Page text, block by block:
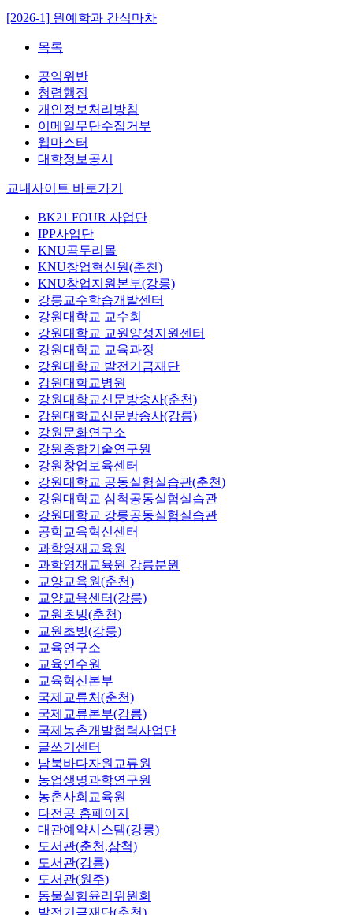
[2026-1] 원예학과 간식마차
목록
공익위반
청렴행정
개인정보처리방침
이메일무단수집거부
웹마스터
대학정보공시
교내사이트 바로가기
BK21 FOUR 사업단
IPP사업단
KNU곰두리몰
KNU창업혁신원(춘천)
KNU창업지원본부(강릉)
강릉교수학습개발센터
강원대학교 교수회
강원대학교 교원양성지원센터
강원대학교 교육과정
강원대학교 발전기금재단
강원대학교병원
강원대학교신문방송사(춘천)
강원대학교신문방송사(강릉)
강원문화연구소
강원종합기술연구원
강원창업보육센터
강원대학교 공동실험실습관(춘천)
강원대학교 삼척공동실험실습관
강원대학교 강릉공동실험실습관
공학교육혁신센터
과학영재교육원
과학영재교육원 강릉분원
교양교육원(춘천)
교양교육센터(강릉)
교원초빙(춘천)
교원초빙(강릉)
교육연구소
교육연수원
교육혁신본부
국제교류처(춘천)
국제교류본부(강릉)
국제농촌개발협력사업단
글쓰기센터
남북바다자원교류원
농업생명과학연구원
농촌사회교육원
다전공 홈페이지
대관예약시스템(강릉)
도서관(춘천,삼척)
도서관(강릉)
도서관(원주)
동물실험윤리위원회
발전기금재단(춘천)